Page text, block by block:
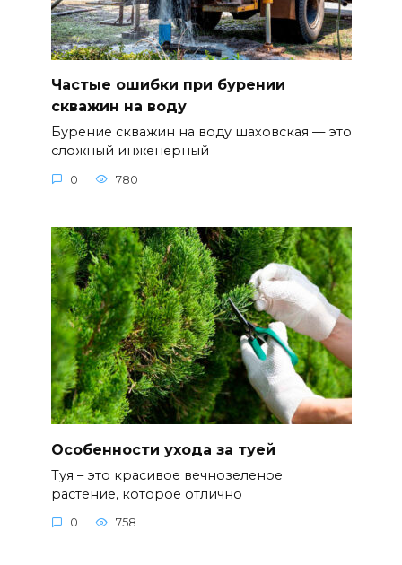
Частые ошибки при бурении
скважин на воду
Бурение скважин на воду шаховская — это
сложный инженерный
0 780
Особенности ухода за туей
Туя – это красивое вечнозеленое
растение, которое отлично
0 758